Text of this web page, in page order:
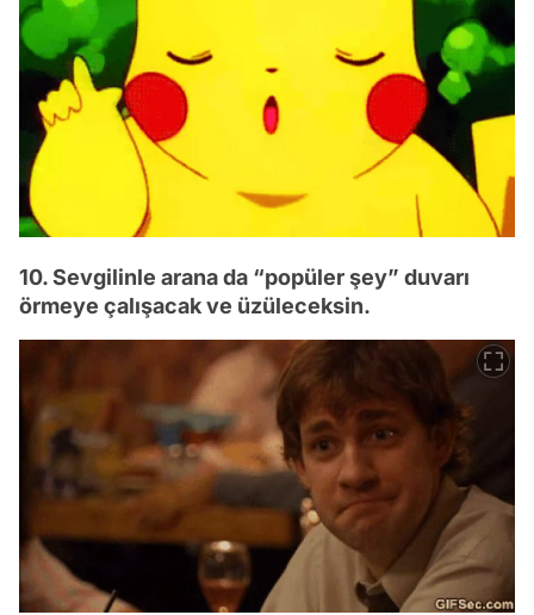
10. Sevgilinle arana da “popüler şey” duvarı
örmeye çalışacak ve üzüleceksin.